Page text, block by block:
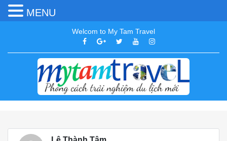
Welcom to My Tam Travel
MENU